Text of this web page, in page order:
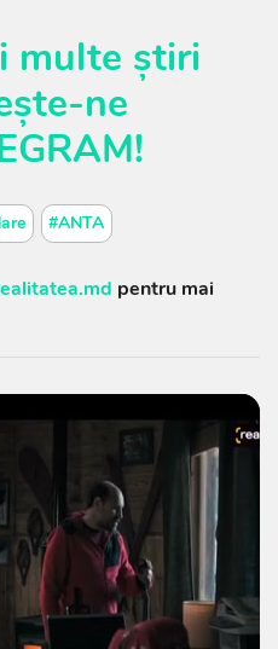
multe știri
ne
!
#ANTA
pentru mai